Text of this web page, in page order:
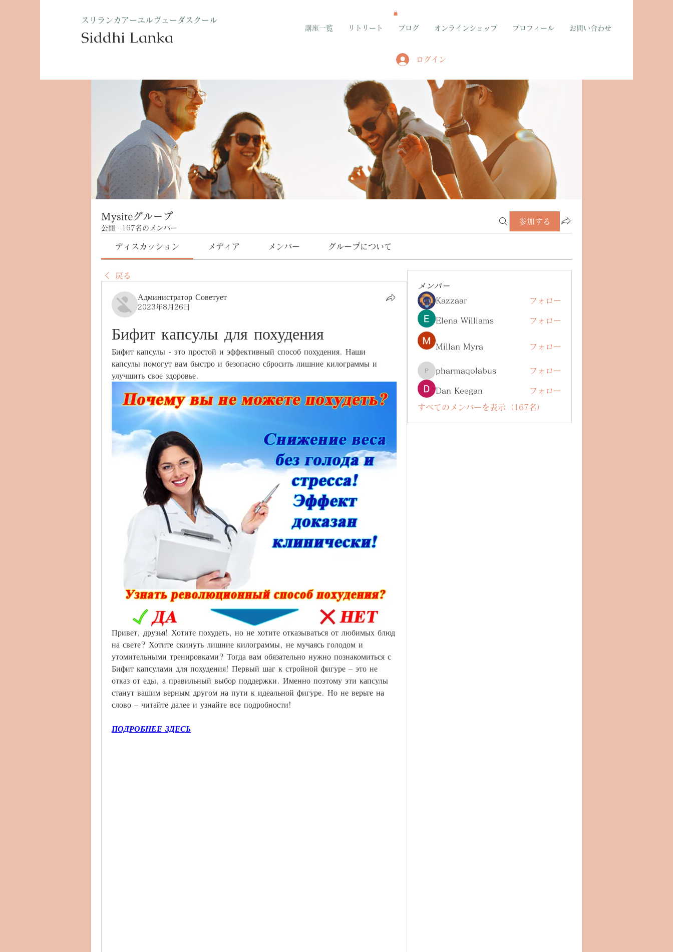
​スリランカアーユルヴェーダスクール
Siddhi Lanka​ 講座一覧 リトリート ブログ オンラインショップ プロフィール お問い合わせ
ログイン
Mysiteグループ
公開 · 167名のメンバー
参加する
ディスカッション メディア メンバー グループについて
戻る
Администратор Советует
2023年8月26日
Бифит капсулы для похудения
Бифит капсулы - это простой и эффективный способ похудения. Наши
капсулы помогут вам быстро и безопасно сбросить лишние килограммы и
улучшить свое здоровье.
Привет, друзья! Хотите похудеть, но не хотите отказываться от любимых блюд
на свете? Хотите скинуть лишние килограммы, не мучаясь голодом и
утомительными тренировками? Тогда вам обязательно нужно познакомиться с
Бифит капсулами для похудения! Первый шаг к стройной фигуре – это не
отказ от еды, а правильный выбор поддержки. Именно поэтому эти капсулы
станут вашим верным другом на пути к идеальной фигуре. Но не верьте на
слово – читайте далее и узнайте все подробности!
ПОДРОБНЕЕ ЗДЕСЬ
メンバー
Kazzaar
フォロー
Elena Williams フォロー
Millan Myra フォロー
pharmaqolabus
pharmaqolabus フォロー
Dan Keegan フォロー
すべてのメンバーを表示（167名）